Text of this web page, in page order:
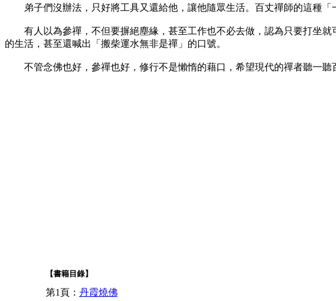
弟子們沒辦法，只好將工具又還給他，讓他隨眾生活。百丈禪師的這種「
有人以為參禪，不但要摒絕塵緣，甚至工作也不必去做，認為只要打坐就
的生活，甚至還喊出「搬柴運水無非是禪」的口號。
不管念佛也好，參禪也好，修行不是懶惰的藉口，希望現代的禪者聽一聽
【書籍目錄】
第1頁： 丹霞燒佛